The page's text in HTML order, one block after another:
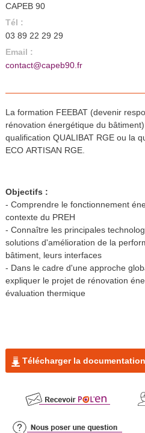
CAPEB 90
Tél :
03 89 22 29 29
Email :
contact@capeb90.fr
La formation FEEBAT (devenir
rénovation énergétique du
qualification QUALIBAT RGE ou la
ECO ARTISAN RGE.
Objectifs :
- Comprendre le fonctionnement
contexte du PREH
- Connaître les principales
solutions d'amélioration de la
bâtiment, leurs interfaces
- Dans le cadre d'une approche
expliquer le projet de rénovation
évaluation thermique
Télécharger la documentation